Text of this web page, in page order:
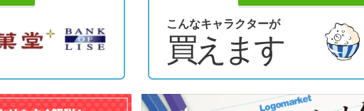
こんなキャラクターが
買えます